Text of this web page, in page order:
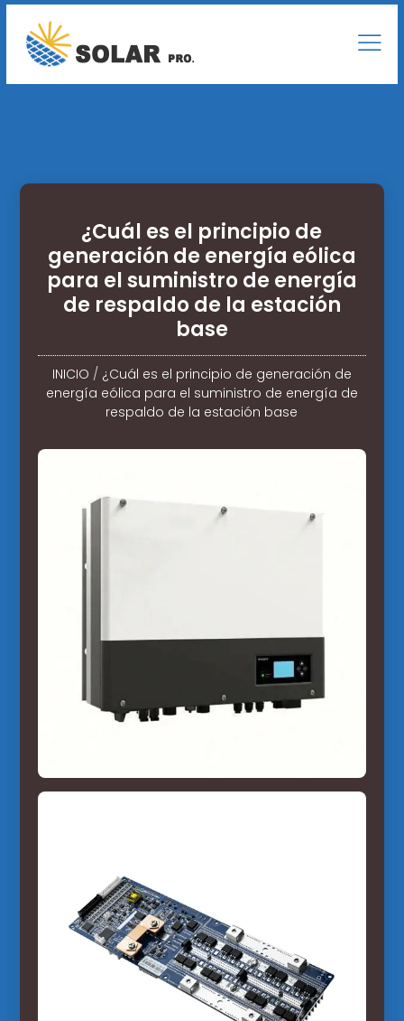
¿Cuál es el principio de
generación de energía eólica
para el suministro de energía
de respaldo de la estación
base
INICIO / ¿Cuál es el principio de generación de
energía eólica para el suministro de energía de
respaldo de la estación base